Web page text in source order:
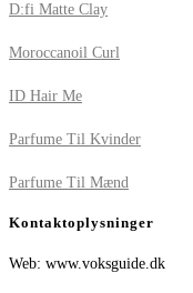
D:fi Matte Clay
Moroccanoil Curl
ID Hair Me
Parfume Til Kvinder
Parfume Til Mænd
Kontaktoplysninger
Web: www.voksguide.dk